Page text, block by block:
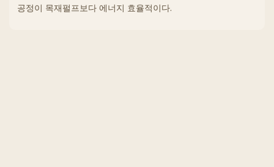
공정이 목재펄프보다 에너지 효율적이다.